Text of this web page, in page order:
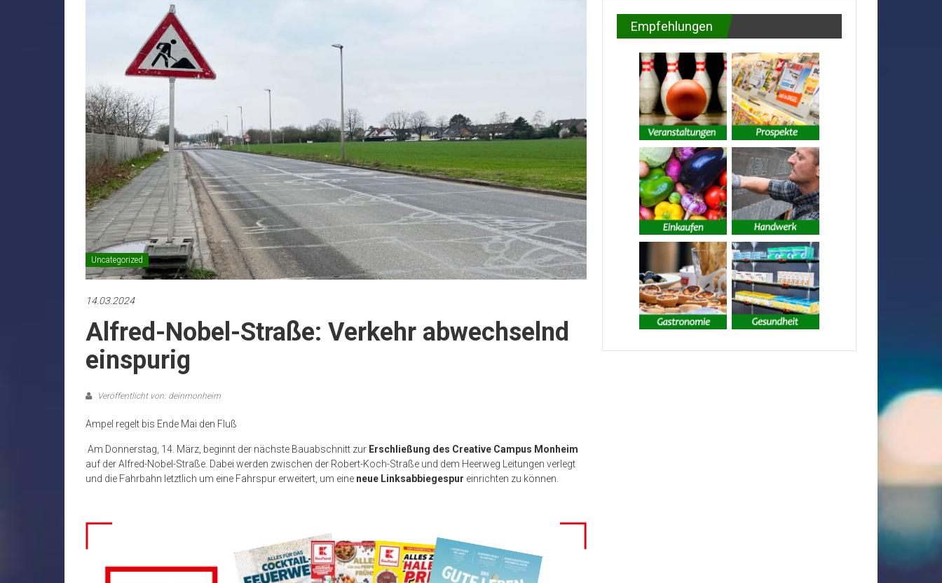
Uncategorized
14.03.2024
Alfred-Nobel-Straße: Verkehr abwechselnd
einspurig
Veröffentlicht von: deinmonheim
Ampel regelt bis Ende Mai den Fluß
Am Donnerstag, 14. März, beginnt der nächste Bauabschnitt zur Erschließung des Creative Campus Monheim
auf der Alfred-Nobel-Straße. Dabei werden zwischen der Robert-Koch-Straße und dem Heerweg Leitungen verlegt
und die Fahrbahn letztlich um eine Fahrspur erweitert, um eine neue Linksabbiegespur einrichten zu können.
Empfehlungen